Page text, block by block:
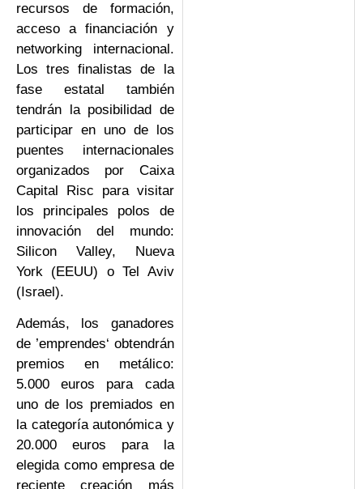
recursos de formación,
acceso a financiación y
networking internacional.
Los tres finalistas de la
fase estatal también
tendrán la posibilidad de
participar en uno de los
puentes internacionales
organizados por Caixa
Capital Risc para visitar
los principales polos de
innovación del mundo:
Silicon Valley, Nueva
York (EEUU) o Tel Aviv
(Israel).
Además, los ganadores
de ’emprendes‘ obtendrán
premios en metálico:
5.000 euros para cada
uno de los premiados en
la categoría autonómica y
20.000 euros para la
elegida como empresa de
reciente creación más